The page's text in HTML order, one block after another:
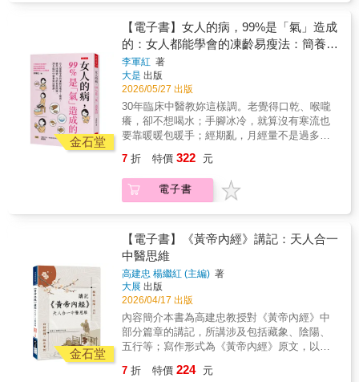
病，99%都是「氣」造成的，因此他自創四步
養生法：調氣血、養好陰、辨體質、修好心
（不生氣），讓女人不論在任何年齡，都被
讚：「哇，妳都沒變耶，還是一樣年輕。」◎
調氣血，人參、山藥效果佳，外加跳繩來幫
的徵兆； 怎知自己氣血夠不夠？有四招能目
測。 怎麼補？吃桑葚、桂圓或山藥，或用人參
泡茶喝（但須多喝水）。 不孕症患者調好氣
血，再搭配跳繩，能改善內分泌、促進卵泡發
身精氣所在，對女性的影響更大於男性， 常說
的人老珠黃、老眼昏花，就是說腎虛的人。 可
以煮白米粥，加上適量的蓮子、百合和藕；覺
可以選哪一種？◎辨體質，胖有胖的方法，瘦
有瘦的解方： 同款養生茶，有人越喝越美，妳
卻越喝越憔悴？ 因為人的體質共分為九種，不
同體質吃法大不同， 本書舉出最常見的氣虛、
陽虛和濕熱，告訴妳該怎麼針對個人體質進
補。◎修好心，不生氣，女性專用的終極養生
法： 女性的病，99％都是氣出來的， 因為怒傷
肝、驚傷腎、悲傷肺、思傷脾，情緒多變，月
泡薑黃茶，可疏肝解鬱。 多按按乳房正中間的
金石堂
【電子書】女人的病，99%是「氣」造成
的：女人都能學會的凍齡易瘦法：簡養。
那些困擾妳一生的氣血問題，30 年臨床
中醫教妳這樣調。
李軍紅 著
大是 出版
2026/05/27 出版
30年臨床中醫教妳這樣調。老覺得口乾、喉嚨
癢，卻不想喝水；手腳冰冷，就算沒有寒流也
要靠暖暖包暖手；經期亂，月經量不是過多，
也不常說話（大家口中的冰山美人），喉嚨卻
常發炎。這些婦科問題雖然稱不上病，總是在
青春期、妊娠期、更年期甚至到老年期，困擾
病，99%都是「氣」造成的，因此他自創四步
養生法：調氣血、養好陰、辨體質、修好心
（不生氣），讓女人不論在任何年齡，都被
讚：「哇，妳都沒變耶，還是一樣年輕。」◎
調氣血，人參、山藥效果佳，外加跳繩來幫
的徵兆； 怎知自己氣血夠不夠？有四招能目
測。 怎麼補？吃桑葚、桂圓或山藥，或用人參
泡茶喝（但須多喝水）。 不孕症患者調好氣
血，再搭配跳繩，能改善內分泌、促進卵泡發
7 折 特價 322 元
電子書
金石堂
【電子書】《黃帝內經》講記：天人合一
中醫思維
高建忠 楊繼紅 (主編) 著
大展 出版
2026/04/17 出版
內容簡介本書為高建忠教授對《黃帝內經》中
部分篇章的講記，所講涉及包括藏象、陰陽、
五行等；寫作形式為《黃帝內經》原文，以及
案例，使晦澀難懂的文言文變成通俗易懂的白
7 折 特價 224 元